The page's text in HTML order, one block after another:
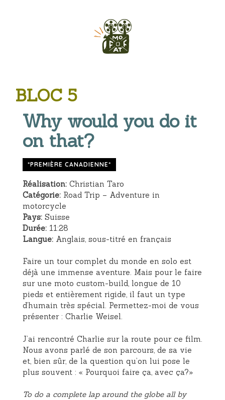
BLOC 5
Why would you do it
on that?
*PREMIÈRE CANADIENNE*
Réalisation: Christian Taro
Catégorie: Road Trip – Adventure in
motorcycle
Pays: Suisse
Durée: 11:28
Langue: Anglais, sous-titré en français
Faire un tour complet du monde en solo est
déjà une immense aventure. Mais pour le faire
sur une moto custom-build, longue de 10
pieds et entièrement rigide, il faut un type
d’humain très spécial. Permettez-moi de vous
présenter : Charlie Weisel.
J’ai rencontré Charlie sur la route pour ce film.
Nous avons parlé de son parcours, de sa vie
et, bien sûr, de la question qu’on lui pose le
plus souvent : « Pourquoi faire ça, avec ça?»
To do a complete lap around the globe all by